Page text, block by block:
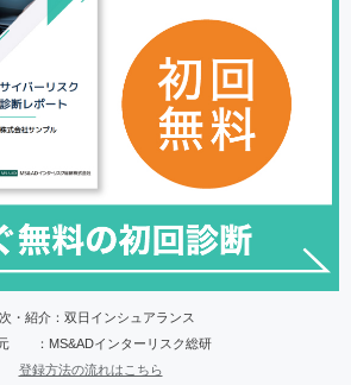
・紹介：双日インシュアランス
：MS&ADインターリスク総研
登録方法の流れはこちら